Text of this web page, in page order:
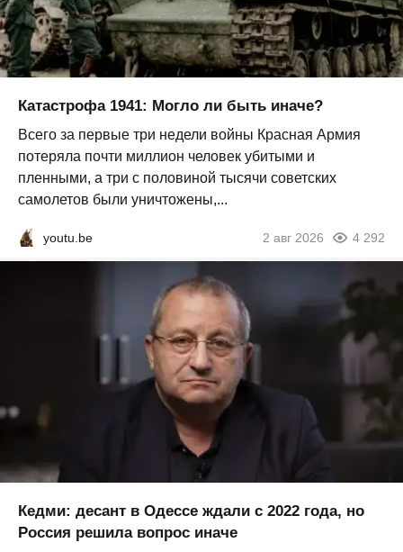
Катастрофа 1941: Могло ли быть иначе?
Всего за первые три недели войны Красная Армия
потеряла почти миллион человек убитыми и
пленными, а три с половиной тысячи советских
самолетов были уничтожены,...
youtu.be 2 авг 2026 4 292
Кедми: десант в Одессе ждали с 2022 года, но
Россия решила вопрос иначе